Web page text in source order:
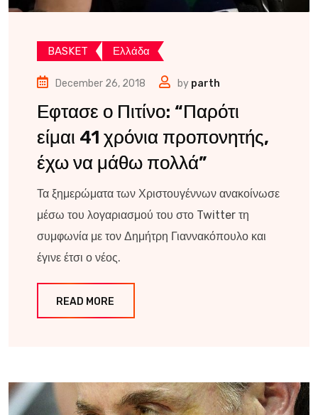
BASKET Ελλάδα
December 26, 2018 by parth
Εφτασε ο Πιτίνο: “Παρότι
είμαι 41 χρόνια προπονητής,
έχω να μάθω πολλά”
Τα ξημερώματα των Χριστουγέννων ανακοίνωσε
μέσω του λογαριασμού του στο Twitter τη
συμφωνία με τον Δημήτρη Γιαννακόπουλο και
έγινε έτσι ο νέος.
READ MORE